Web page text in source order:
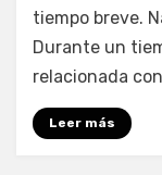
tiempo breve.
Durante un
relacionada
Leer más